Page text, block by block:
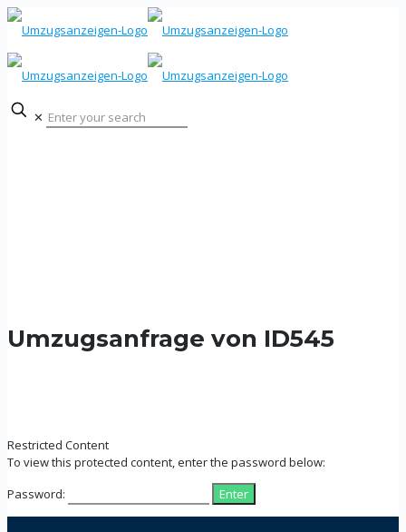
✕
Umzugsanfrage von ID545
Restricted Content
To view this protected content, enter the password below:
Password: